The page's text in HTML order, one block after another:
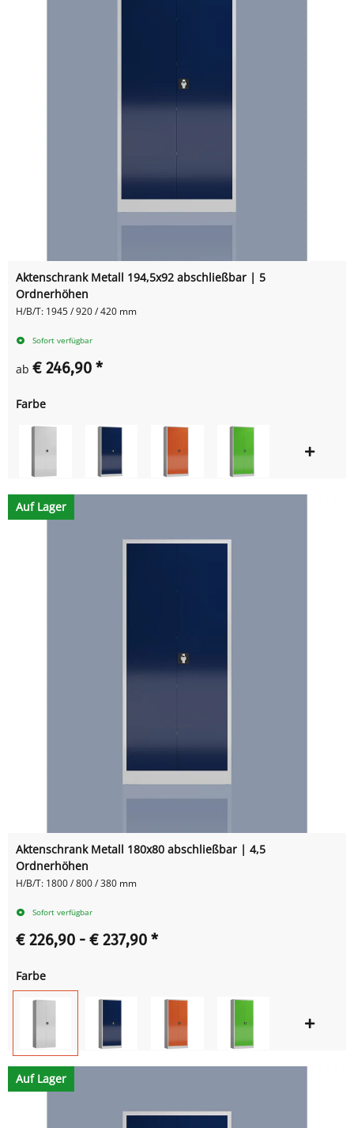
Aktenschrank Metall 194,5x92 abschließbar | 5
Ordnerhöhen
H/B/T: 1945 / 920 / 420 mm
Sofort verfügbar
ab € 246,90 *
Farbe
Auf Lager
Aktenschrank Metall 180x80 abschließbar | 4,5
Ordnerhöhen
H/B/T: 1800 / 800 / 380 mm
Sofort verfügbar
€ 226,90 - € 237,90 *
Farbe
Auf Lager